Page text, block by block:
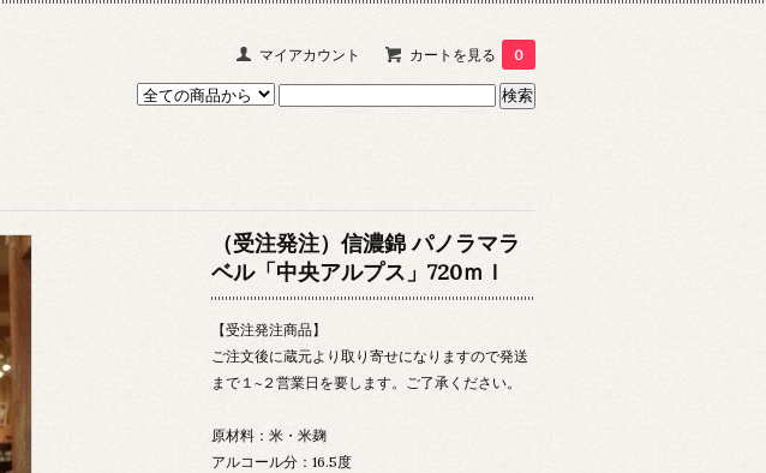
マイアカウント カートを見る 0
（受注発注）信濃錦 パノラマラ
ベル「中央アルプス」720ｍｌ
【受注発注商品】
ご注文後に蔵元より取り寄せになりますので発送
まで１~２営業日を要します。ご了承ください。
原材料：米・米麹
アルコール分：16.5度